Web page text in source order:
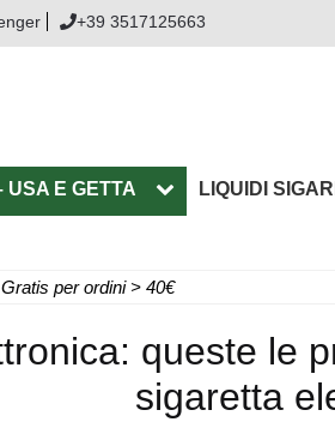
+39 3517125663
USA E GETTA LIQUIDI
per ordini > 40€
queste le
sigaretta